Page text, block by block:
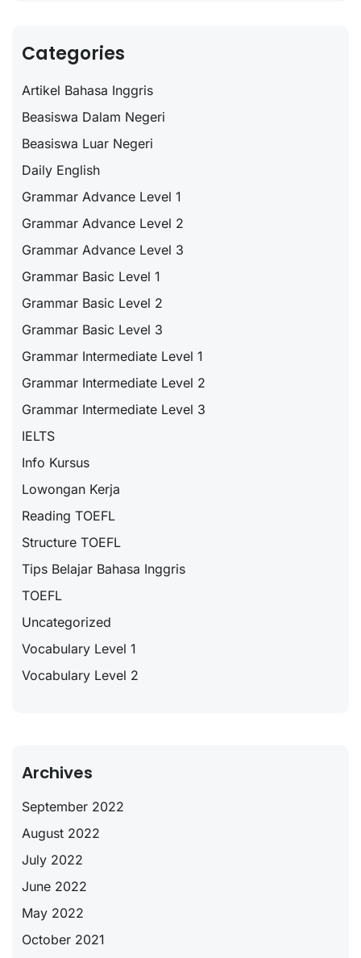
Categories
Artikel Bahasa Inggris
Beasiswa Dalam Negeri
Beasiswa Luar Negeri
Daily English
Grammar Advance Level 1
Grammar Advance Level 2
Grammar Advance Level 3
Grammar Basic Level 1
Grammar Basic Level 2
Grammar Basic Level 3
Grammar Intermediate Level 1
Grammar Intermediate Level 2
Grammar Intermediate Level 3
IELTS
Info Kursus
Lowongan Kerja
Reading TOEFL
Structure TOEFL
Tips Belajar Bahasa Inggris
TOEFL
Uncategorized
Vocabulary Level 1
Vocabulary Level 2
Archives
September 2022
August 2022
July 2022
June 2022
May 2022
October 2021